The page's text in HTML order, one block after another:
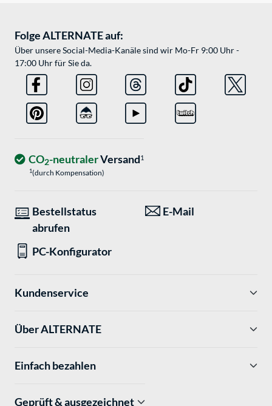
Folge ALTERNATE auf:
Über unsere Social-Media-Kanäle sind wir Mo-Fr 9:00 Uhr -
17:00 Uhr für Sie da.
CO2-neutralerVersand1
1(durch Kompensation)
Bestellstatus
abrufen
E-Mail
PC-Konfigurator
Kundenservice
Über ALTERNATE
Einfach bezahlen
Geprüft & ausgezeichnet